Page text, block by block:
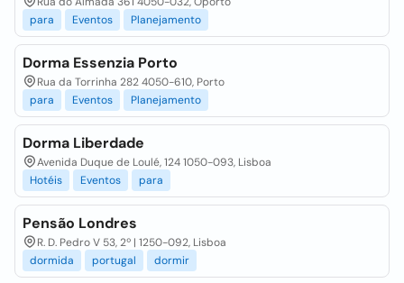
para
Eventos Planejamento
Dorma Essenzia Porto
Rua da Torrinha 282 4050-610, Porto
para
Eventos Planejamento
Dorma Liberdade
Avenida Duque de Loulé, 124 1050-093, Lisboa
Hotéis
Eventos para
Pensão Londres
R. D. Pedro V 53, 2º | 1250-092, Lisboa
dormida
portugal dormir